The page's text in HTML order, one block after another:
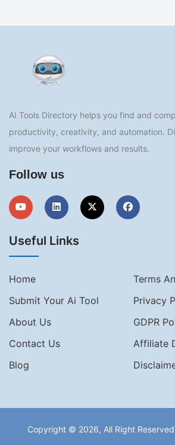
AI Tools Directory helps you find and
productivity, creativity, and automation.
improve your workflows and results.
Follow us
Useful Links
Home
Terms
Submit Your Ai Tool
Privacy
About Us
GDPR
Contact Us
Affiliate
Blog
Copyright © 2026, All Right Reserved